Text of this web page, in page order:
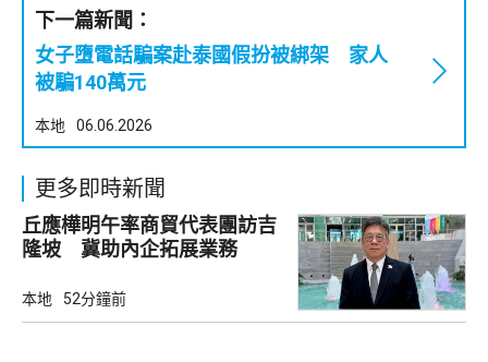
下一篇新聞：
女子墮電話騙案赴泰國假扮被綁架 家人
被騙140萬元
本地 06.06.2026
更多即時新聞
丘應樺明午率商貿代表團訪吉
隆坡 冀助內企拓展業務
本地 52分鐘前